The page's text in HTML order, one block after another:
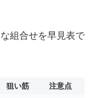
組合せを早見表で
狙い筋
注意点